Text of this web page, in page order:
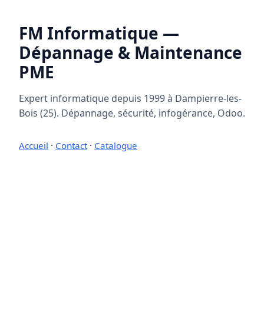
FM Informatique —
Dépannage & Maintenance
PME
Expert informatique depuis 1999 à Dampierre-les-
Bois (25). Dépannage, sécurité, infogérance, Odoo.
Accueil · Contact· Catalogue